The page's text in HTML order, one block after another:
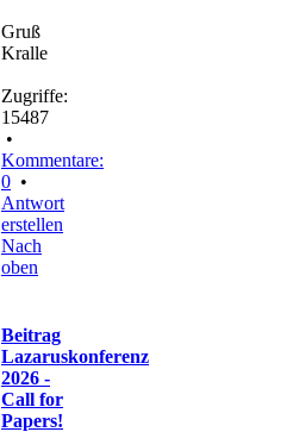
Gruß
Kralle
Zugriffe:
15487
•
Kommentare:
0 •
Antwort
erstellen
Nach
oben
Beitrag
Lazaruskonferenz
2026 -
Call for
Papers!